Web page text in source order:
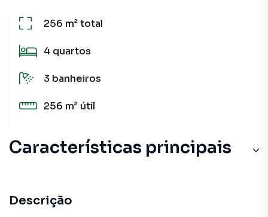
256 m²total
4 quartos
3 banheiros
256 m² útil
Características principais
Descrição